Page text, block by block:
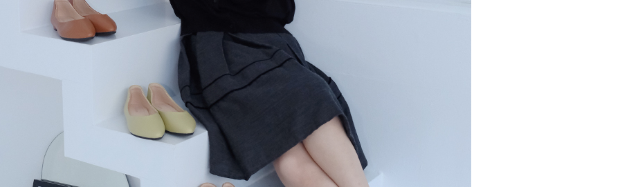
４．使用「AFTEE先享後付」時，將依據個別帳號之用戶狀況，依本公司
即時審查核予不同之上限額度；若仍有額度不足之情形，本公司將視審查
結果請求用戶進行身份認證。
５．嚴禁一人註冊多個帳號或使用他人資訊註冊。若發現惡意使用之情
形，恩沛科技股份有限公司將有權停止該用戶之使用額度並採取法律行
動。